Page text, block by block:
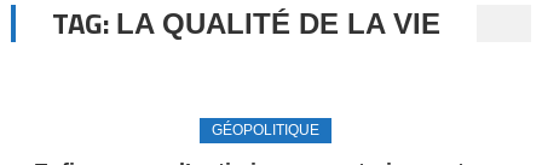
TAG: LA QUALITÉ DE LA VIE
GÉOPOLITIQUE